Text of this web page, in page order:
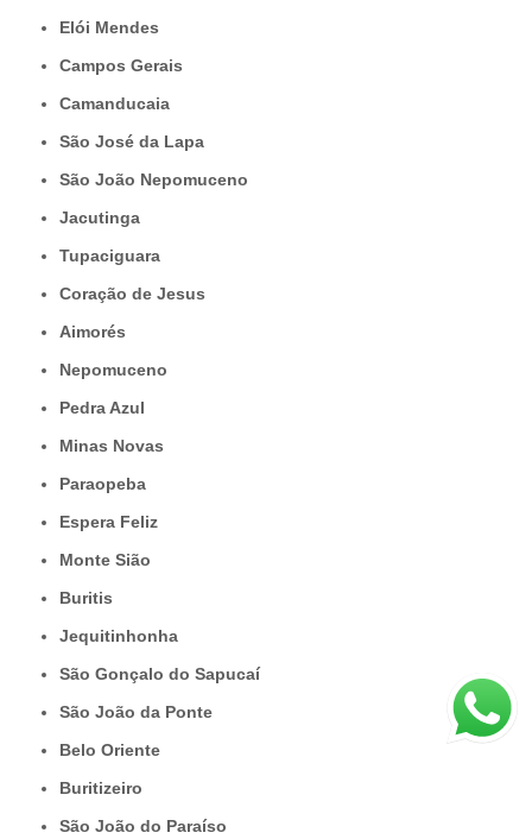
Elói Mendes
Campos Gerais
Camanducaia
São José da Lapa
São João Nepomuceno
Jacutinga
Tupaciguara
Coração de Jesus
Aimorés
Nepomuceno
Pedra Azul
Minas Novas
Paraopeba
Espera Feliz
Monte Sião
Buritis
Jequitinhonha
São Gonçalo do Sapucaí
São João da Ponte
Belo Oriente
Buritizeiro
São João do Paraíso